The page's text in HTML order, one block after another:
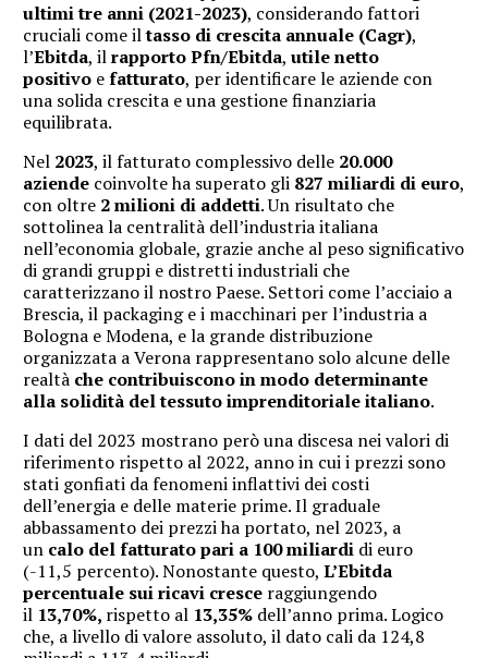
ultimi tre anni (2021-2023), considerando fattori
cruciali come iltasso di crescita annuale (Cagr),
l’Ebitda, ilrapporto Pfn/Ebitda,utile netto
positivo efatturato, per identificare le aziende con
una solida crescita e una gestione finanziaria
equilibrata.
Nel 2023, il fatturato complessivo delle 20.000
aziende coinvolte ha superato gli 827 miliardi di euro,
con oltre 2 milioni di addetti. Un risultato che
sottolinea la centralità dell’industria italiana
nell’economia globale, grazie anche al peso significativo
di grandi gruppi e distretti industriali che
caratterizzano il nostro Paese. Settori come l’acciaio a
Brescia, il packaging e i macchinari per l’industria a
Bologna e Modena, e la grande distribuzione
organizzata a Verona rappresentano solo alcune delle
realtà che contribuiscono in modo determinante
alla solidità del tessuto imprenditoriale italiano.
I dati del 2023 mostrano però una discesa nei valori di
riferimento rispetto al 2022, anno in cui i prezzi sono
stati gonfiati da fenomeni inflattivi dei costi
dell’energia e delle materie prime. Il graduale
abbassamento dei prezzi ha portato, nel 2023, a
un calo del fatturato pari a 100 miliardi di euro
(-11,5 percento). Nonostante questo,L’Ebitda
percentuale sui ricavi cresce raggiungendo
il 13,70%, rispetto al 13,35% dell’anno prima. Logico
che, a livello di valore assoluto, il dato cali da 124,8